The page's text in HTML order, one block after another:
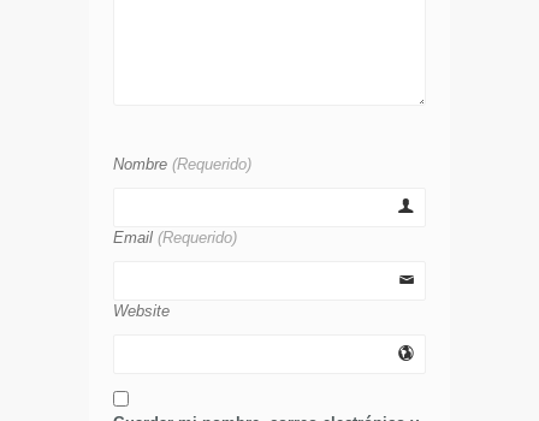
Nombre (Requerido)
Email (Requerido)
Website